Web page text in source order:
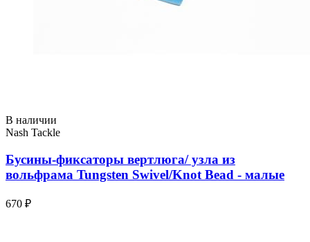
В наличии
Nash Tackle
Бусины-фиксаторы вертлюга/ узла из
вольфрама Tungsten Swivel/Knot Bead - малые
670 ₽